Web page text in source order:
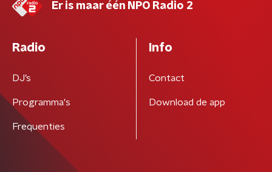
Er is maar één NPO Radio 2
Radio
DJ’s
Programma's
Frequenties
Info
Contact
Download de app